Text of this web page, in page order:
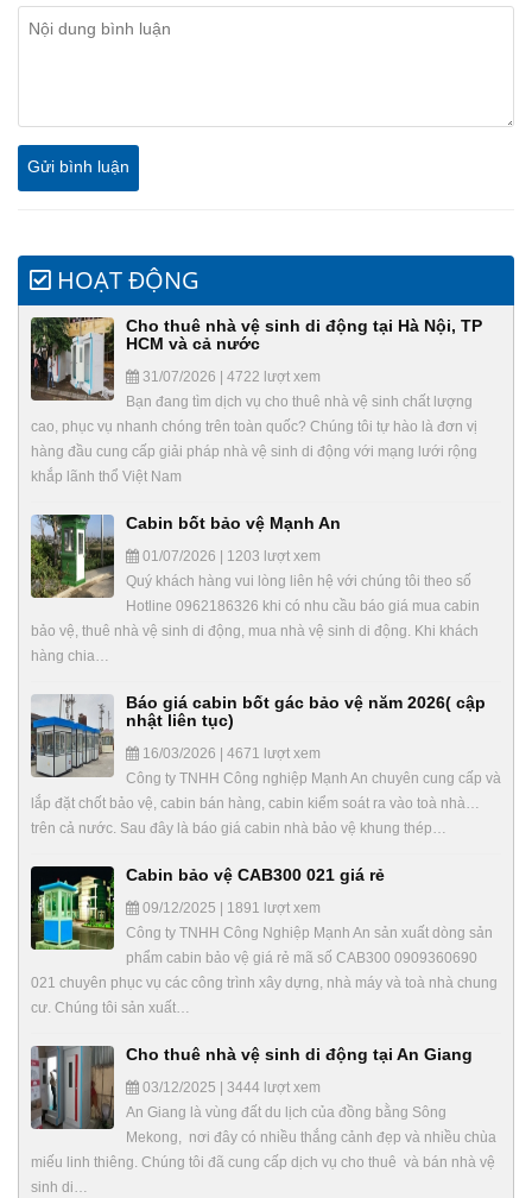
HOẠT ĐỘNG
Cho thuê nhà vệ sinh di động tại Hà Nội, TP
HCM và cả nước
31/07/2026 | 4722 lượt xem
Bạn đang tìm dịch vụ cho thuê nhà vệ sinh chất lượng
cao, phục vụ nhanh chóng trên toàn quốc? Chúng tôi tự hào là đơn vị
hàng đầu cung cấp giải pháp nhà vệ sinh di động với mạng lưới rộng
khắp lãnh thổ Việt Nam
Cabin bốt bảo vệ Mạnh An
01/07/2026 | 1203 lượt xem
Quý khách hàng vui lòng liên hệ với chúng tôi theo số
Hotline 0962186326 khi có nhu cầu báo giá mua cabin
bảo vệ, thuê nhà vệ sinh di động, mua nhà vệ sinh di động. Khi khách
hàng chia…
Báo giá cabin bốt gác bảo vệ năm 2026( cập
nhật liên tục)
16/03/2026 | 4671 lượt xem
Công ty TNHH Công nghiệp Mạnh An chuyên cung cấp và
lắp đặt chốt bảo vệ, cabin bán hàng, cabin kiểm soát ra vào toà nhà…
trên cả nước. Sau đây là báo giá cabin nhà bảo vệ khung thép…
Cabin bảo vệ CAB300 021 giá rẻ
09/12/2025 | 1891 lượt xem
Công ty TNHH Công Nghiệp Mạnh An sản xuất dòng sản
phẩm cabin bảo vệ giá rẻ mã số CAB300 0909360690
021 chuyên phục vụ các công trình xây dựng, nhà máy và toà nhà chung
cư. Chúng tôi sản xuất…
Cho thuê nhà vệ sinh di động tại An Giang
03/12/2025 | 3444 lượt xem
An Giang là vùng đất du lịch của đồng bằng Sông
Mekong, nơi đây có nhiều thắng cảnh đẹp và nhiều chùa
miếu linh thiêng. Chúng tôi đã cung cấp dịch vụ cho thuê và bán nhà vệ
sinh di…